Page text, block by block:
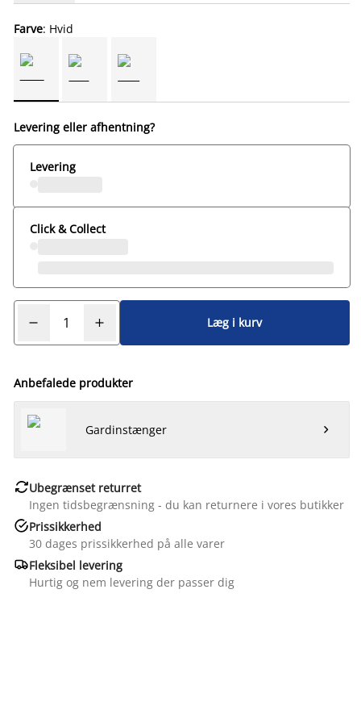
Farve: Hvid
Levering eller afhentning?
Levering
Click & Collect
Læg i kurv
Anbefalede produkter
Gardinstænger 
Ubegrænset returret
Ingen tidsbegrænsning - du kan returnere i vores butikker
Prissikkerhed
30 dages prissikkerhed på alle varer
Fleksibel levering
Hurtig og nem levering der passer dig